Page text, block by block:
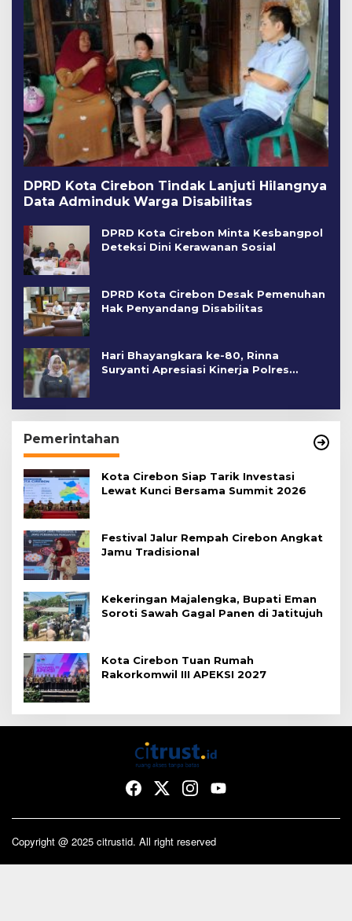
DPRD Kota Cirebon Tindak Lanjuti Hilangnya
Data Adminduk Warga Disabilitas
DPRD Kota Cirebon Minta Kesbangpol
Deteksi Dini Kerawanan Sosial
DPRD Kota Cirebon Desak Pemenuhan
Hak Penyandang Disabilitas
Hari Bhayangkara ke-80, Rinna
Suryanti Apresiasi Kinerja Polres
Pemerintahan
Kota Cirebon Siap Tarik Investasi
Lewat Kunci Bersama Summit 2026
Festival Jalur Rempah Cirebon Angkat
Jamu Tradisional
Kekeringan Majalengka, Bupati Eman
Soroti Sawah Gagal Panen di Jatitujuh
Kota Cirebon Tuan Rumah
Rakorkomwil III APEKSI 2027
Copyright @ 2025 citrustid. All right reserved